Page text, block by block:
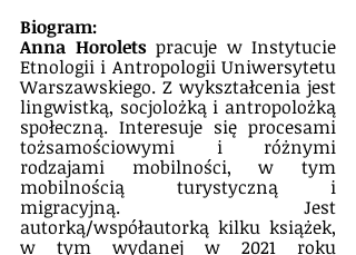
Biogram:
Anna Horolets pracuje w Instytucie
Etnologii i Antropologii Uniwersytetu
Warszawskiego. Z wykształcenia jest
lingwistką, socjolożką i antropolożką
społeczną. Interesuje się procesami
tożsamościowymi i różnymi
rodzajami mobilności, w tym
mobilnością turystyczną i
migracyjną. Jest
autorką/współautorką kilku książek,
w tym wydanej w 2021 roku